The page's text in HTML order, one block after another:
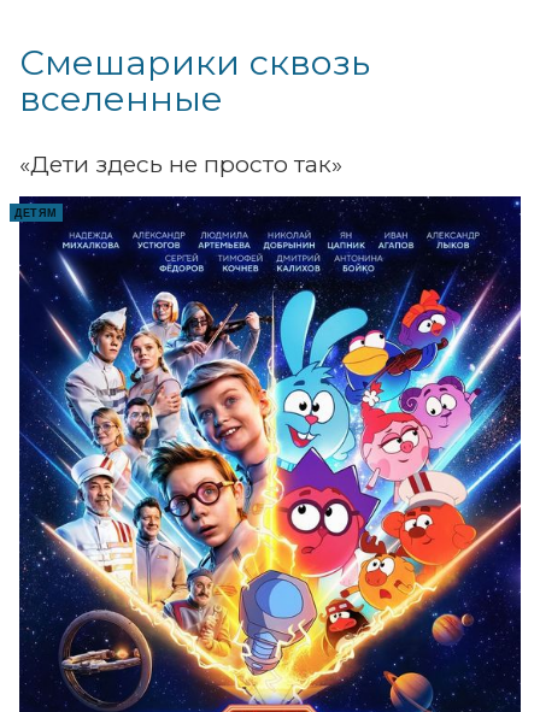
Смешарики сквозь
вселенные
«Дети здесь не просто так»
ДЕТЯМ